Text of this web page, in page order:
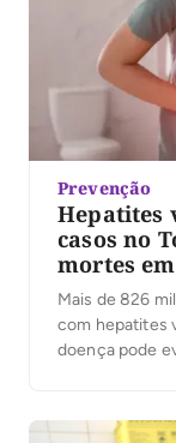
Prevenção
Hepatites
casos no
mortes
Mais de 826
com hepatites
doença pode